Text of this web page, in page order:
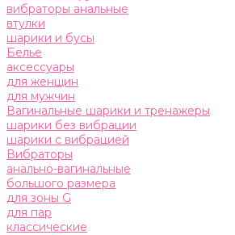
вибраторы анальные
втулки
шарики и бусы
Белье
аксессуары
для женщин
для мужчин
Вагинальные шарики и тренажеры
шарики без вибрации
шарики с вибрацией
Вибраторы
анально-вагинальные
большого размера
для зоны G
для пар
классические